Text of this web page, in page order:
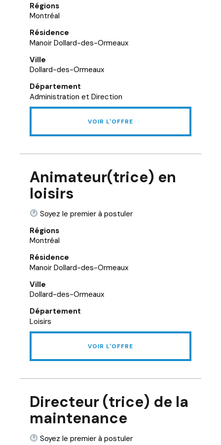
Régions
Montréal
Résidence
Manoir Dollard-des-Ormeaux
Ville
Dollard-des-Ormeaux
Département
Administration et Direction
VOIR L'OFFRE
Animateur(trice) en
loisirs
Soyez le premier à postuler
Régions
Montréal
Résidence
Manoir Dollard-des-Ormeaux
Ville
Dollard-des-Ormeaux
Département
Loisirs
VOIR L'OFFRE
Directeur (trice) de la
maintenance
Soyez le premier à postuler